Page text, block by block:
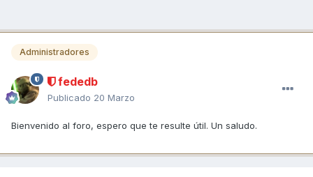
Administradores
fededb
Publicado 20 Marzo
Bienvenido al foro, espero que te resulte útil. Un saludo.